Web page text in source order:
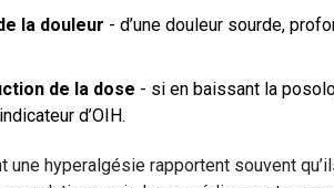
la douleur - d’une douleur sourde,
de la dose - si en baissant la
d’OIH.
hyperalgésie rapportent souvent